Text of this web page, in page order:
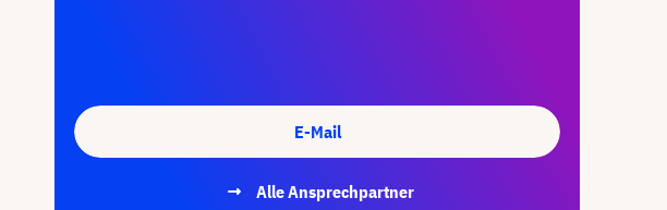
E-Mail
Alle Ansprechpartner